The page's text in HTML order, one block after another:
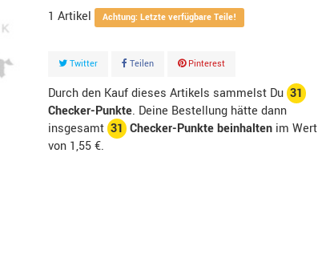
1 Artikel Achtung: Letzte verfügbare Teile!
Twitter Teilen Pinterest
Durch den Kauf dieses Artikels sammelst Du 31
Checker-Punkte. Deine Bestellung hätte dann
insgesamt 31 Checker-Punkte beinhaltenim Wert
von 1,55 €.